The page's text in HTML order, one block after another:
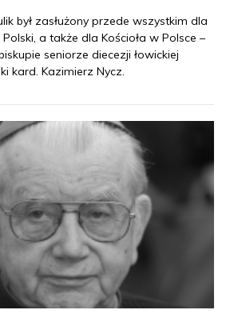
był zasłużony przede wszystkim dla
a także dla Kościoła w Polsce –
seniorze diecezji łowickiej
kard. Kazimierz Nycz.